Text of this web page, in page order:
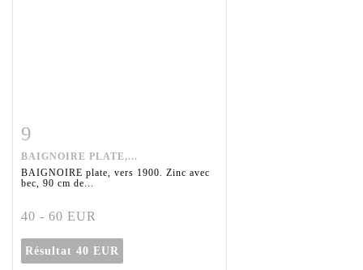
9
BAIGNOIRE PLATE,...
BAIGNOIRE plate, vers 1900. Zinc avec
bec, 90 cm de...
40 - 60 EUR
Résultat 40 EUR